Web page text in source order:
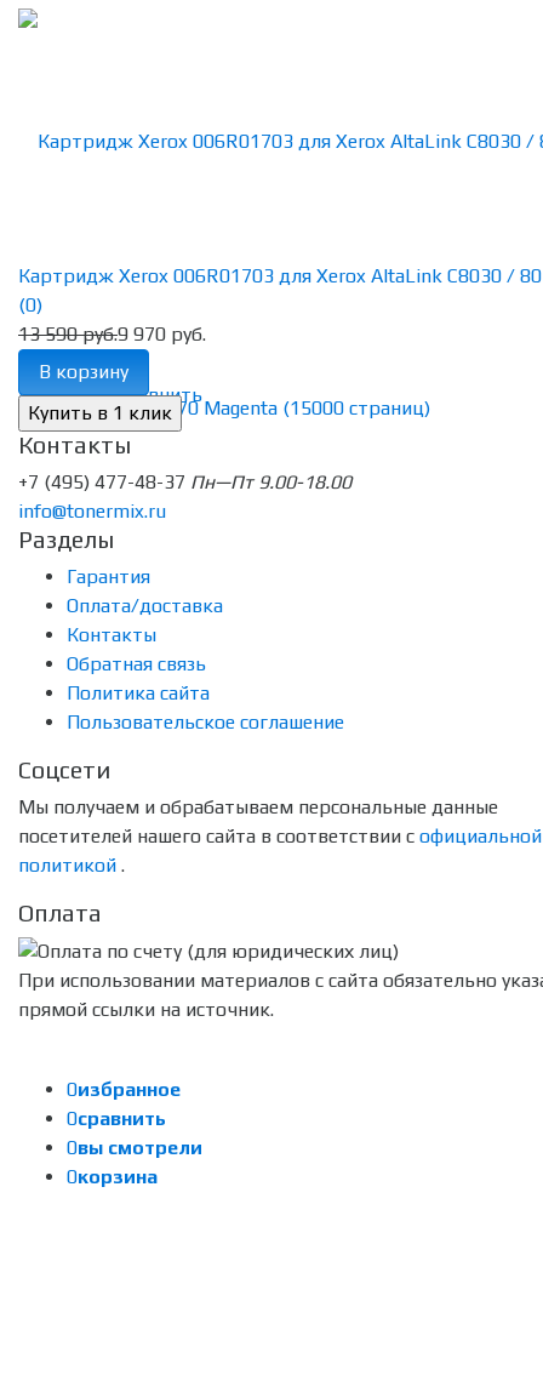
избранное сравнить
Картридж Xerox 006R01703 для Xerox AltaLink C8030 /
(0)
13 590 руб.9 970 руб.
В корзину
Контакты
+7 (495) 477-48-37 Пн—Пт 9.00-18.00
info@tonermix.ru
Разделы
Гарантия
Оплата/доставка
Контакты
Обратная связь
Политика сайта
Пользовательское соглашение
Соцсети
Мы получаем и обрабатываем персональные данные
посетителей нашего сайта в соответствии с официальной
политикой .
Оплата
При использовании материалов с сайта обязательно
прямой ссылки на источник.
0избранное
0сравнить
0вы смотрели
0корзина